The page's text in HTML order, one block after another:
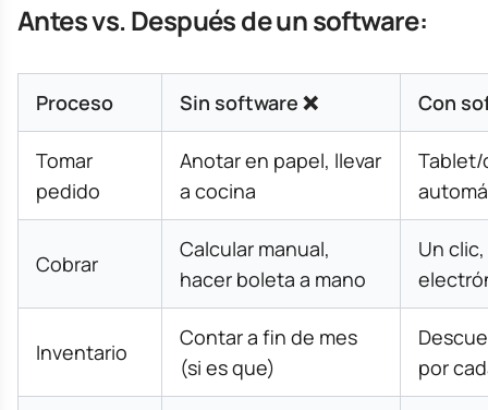
Antes vs. Después de un software:
Proceso Sin software ❌ Con
Tomar
pedido
Anotar en papel, llevar
a cocina
Tablet/
Cobrar
Calcular manual,
hacer boleta a mano
Un
Inventario
Contar a fin de mes
(si es que)
por